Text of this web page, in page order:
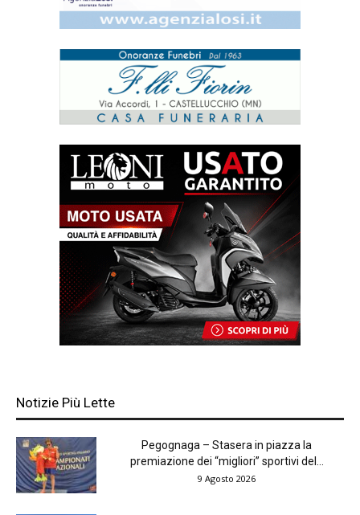
Notizie Più Lette
Pegognaga – Stasera in piazza la
premiazione dei “migliori” sportivi del...
9 Agosto 2026